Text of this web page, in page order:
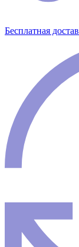
Бесплатная